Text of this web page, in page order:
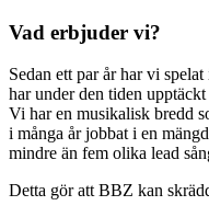
Vad erbjuder vi?
Sedan ett par år har vi
har under den tiden
Vi har en musikalisk bredd
i många år jobbat i en
mindre än fem olika lead
Detta gör att BBZ kan